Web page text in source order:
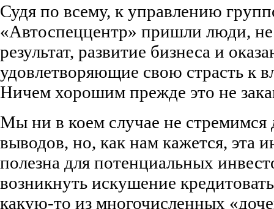
Судя по всему, к управлению
«Автоспеццентр» пришли люди,
результат, развитие бизнеса и
удовлетворяющие свою страсть к
Ничем хорошим прежде это не
Мы ни в коем случае не стремимся
выводов, но, как нам кажется, эта
полезна для потенциальных
возникнуть искушение
какую-то из многочисленных